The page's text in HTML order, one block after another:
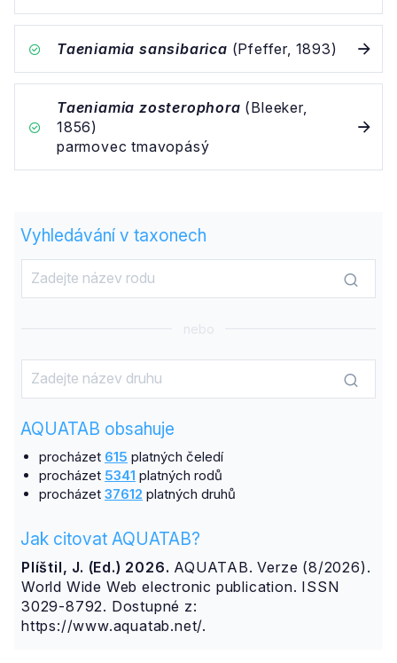
Taeniamia sansibarica (Pfeffer, 1893)
Taeniamia zosterophora (Bleeker,
1856)
parmovec tmavopásý
Vyhledávání v taxonech
nebo
AQUATAB obsahuje
procházet 615 platných čeledí
procházet 5341 platných rodů
procházet 37612 platných druhů
Jak citovat AQUATAB?
Plíštil, J. (Ed.) 2026. AQUATAB. Verze (8/2026).
World Wide Web electronic publication. ISSN
3029-8792. Dostupné z:
https://www.aquatab.net/.